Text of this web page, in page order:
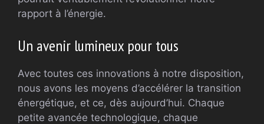
rapport à l’énergie.
Un avenir lumineux pour tous
Avec toutes ces innovations à notre disposition,
nous avons les moyens d’accélérer la transition
énergétique, et ce, dès aujourd’hui. Chaque
petite avancée technologique, chaque